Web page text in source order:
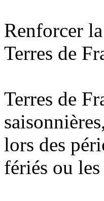
Renforcer
Terres de
Terres de
lors des
fériés ou